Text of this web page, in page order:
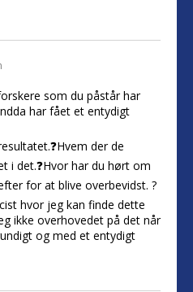
som du påstår har
har fået et entydigt
der de
i det.❓Hvor har du hørt om
for at blive overbevidst. ?
hvor jeg kan finde dette
ikke overhovedet på det når
og med et entydigt